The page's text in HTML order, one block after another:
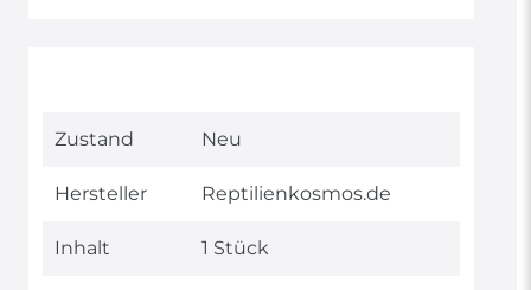
Technisches
Wert
Zustand Neu
Hersteller Reptilienkosmos.de
Inhalt 1 Stück